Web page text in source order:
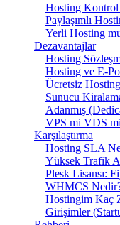
Hosting Kontrol
Paylaşımlı
Yerli Hosting
Dezavantajlar
Hosting
Hosting ve E-
Ücretsiz
Sunucu
Adanmış
VPS mi VDS
Karşılaştırma
Hosting SLA
Yüksek Trafik
Plesk Lisansı:
WHMCS
Hostingim Kaç
Girişimler